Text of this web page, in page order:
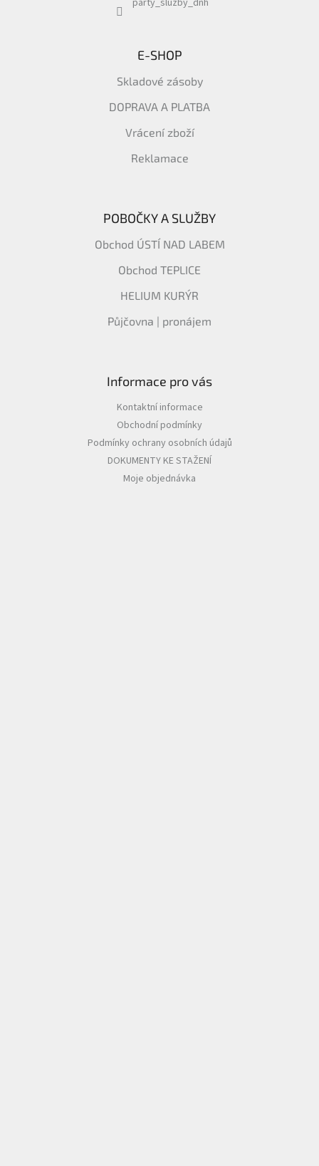
party_sluzby_dnh
E-SHOP
Skladové zásoby
DOPRAVA A PLATBA
Vrácení zboží
Reklamace
POBOČKY A SLUŽBY
Obchod ÚSTÍ NAD LABEM
Obchod TEPLICE
HELIUM KURÝR
Půjčovna | pronájem
Informace pro vás
Kontaktní informace
Obchodní podmínky
Podmínky ochrany osobních údajů
DOKUMENTY KE STAŽENÍ
Moje objednávka